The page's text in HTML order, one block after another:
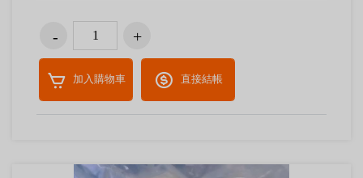
加入購物車 直接結帳